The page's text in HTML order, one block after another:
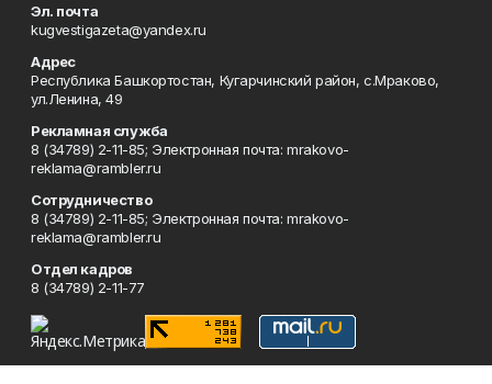
Эл. почта
kugvestigazeta@yandex.ru
Адрес
Республика Башкортостан, Кугарчинский район, с.Мраково,
ул.Ленина, 49
Рекламная служба
8 (34789) 2-11-85; Электронная почта: mrakovo-
reklama@rambler.ru
Сотрудничество
8 (34789) 2-11-85; Электронная почта: mrakovo-
reklama@rambler.ru
Отдел кадров
8 (34789) 2-11-77